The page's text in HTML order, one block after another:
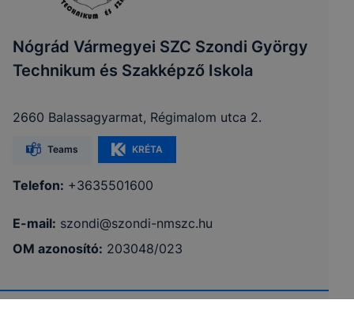
Nógrád Vármegyei SZC Szondi György
Technikum és Szakképző Iskola
2660 Balassagyarmat, Régimalom utca 2.
Teams KRÉTA
Telefon: +3635501600
E-mail: szondi@szondi-nmszc.hu
OM azonosító: 203048/023